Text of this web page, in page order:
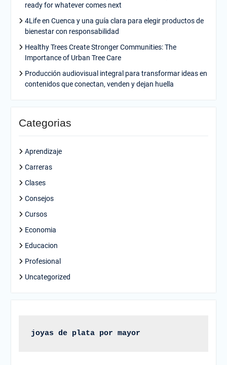
ready for whatever comes next
4Life en Cuenca y una guía clara para elegir productos de
bienestar con responsabilidad
Healthy Trees Create Stronger Communities: The
Importance of Urban Tree Care
Producción audiovisual integral para transformar ideas en
contenidos que conectan, venden y dejan huella
Categorias
Aprendizaje
Carreras
Clases
Consejos
Cursos
Economia
Educacion
Profesional
Uncategorized
joyas de plata por mayor